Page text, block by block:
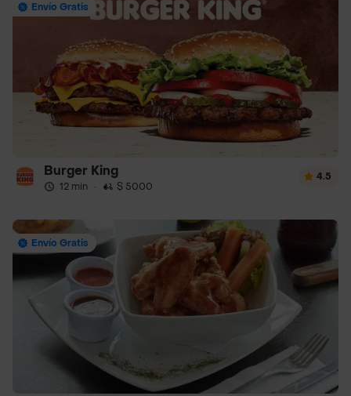
Envío Gratis
Burger King
12 min · $ 5000
4.5
Envío Gratis